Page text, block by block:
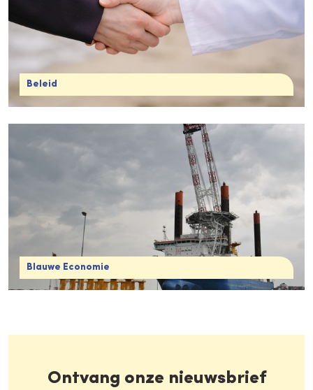
Beleid
Blauwe Economie
Ontvang onze nieuwsbrief